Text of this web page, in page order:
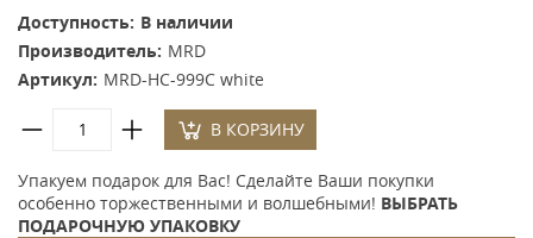
Доступность: В наличии
Производитель: MRD
Артикул: MRD-HC-999C white
В КОРЗИНУ
Упакуем подарок для Вас! Сделайте Ваши покупки
особенно торжественными и волшебными! ВЫБРАТЬ
ПОДАРОЧНУЮ УПАКОВКУ